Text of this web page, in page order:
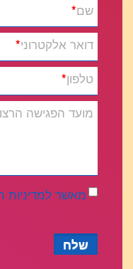
שם*
דואר אלקטרוני*
טלפון*
מועד הפגישה
מאשר למדיניות
שלח